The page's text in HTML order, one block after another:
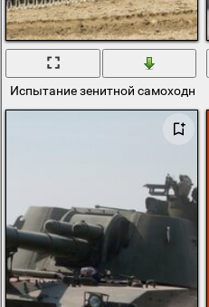
Испытание зенитной